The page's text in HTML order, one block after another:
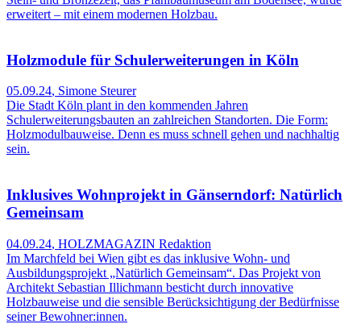
erweitert – mit einem modernen Holzbau.
Holzmodule für Schulerweiterungen in Köln
05.09.24, Simone Steurer
Die Stadt Köln plant in den kommenden Jahren
Schulerweiterungsbauten an zahlreichen Standorten. Die Form:
Holzmodulbauweise. Denn es muss schnell gehen und nachhaltig
sein.
Inklusives Wohnprojekt in Gänserndorf: Natürlich
Gemeinsam
04.09.24, HOLZMAGAZIN Redaktion
Im Marchfeld bei Wien gibt es das inklusive Wohn- und
Ausbildungsprojekt „Natürlich Gemeinsam“. Das Projekt von
Architekt Sebastian Illichmann besticht durch innovative
Holzbauweise und die sensible Berücksichtigung der Bedürfnisse
seiner Bewohner:innen.